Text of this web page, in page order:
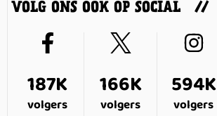
VOLG ONS OOK OP SOCIAL
187K
volgers
166K
volgers
594K
volgers